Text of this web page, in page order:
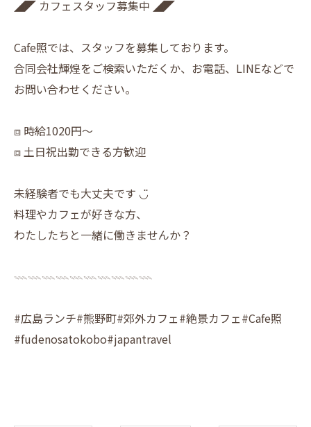
◢◤ カフェスタッフ募集中 ◢◤
Cafe照では、スタッフを募集しております。
合同会社輝煌をご検索いただくか、お電話、LINEなどで
お問い合わせください。
⧈ 時給1020円〜
⧈ 土日祝出勤できる方歓迎
未経験者でも大丈夫です ◡̈
料理やカフェが好きな方、
わたしたちと一緒に働きませんか？
𓇠𓇠𓇠𓇠𓇠𓇠𓇠𓇠𓇠𓇠
#広島ランチ#熊野町#郊外カフェ#絶景カフェ#Cafe照
#fudenosatokobo#japantravel